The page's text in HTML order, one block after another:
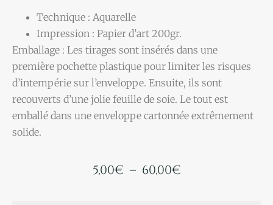
Technique : Aquarelle
Impression : Papier d’art 200gr.
Emballage : Les tirages sont insérés dans une
première pochette plastique pour limiter les risques
d’intempérie sur l’enveloppe. Ensuite, ils sont
recouverts d’une jolie feuille de soie. Le tout est
emballé dans une enveloppe cartonnée extrêmement
solide.
5,00€ – 60,00€